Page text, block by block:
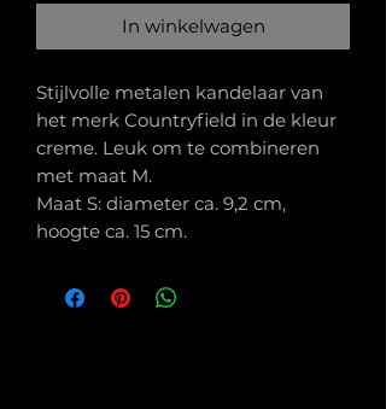
In winkelwagen
Stijlvolle metalen kandelaar van
het merk Countryfield in de kleur
creme. Leuk om te combineren
met maat M.
Maat S: diameter ca. 9,2 cm,
hoogte ca. 15 cm.